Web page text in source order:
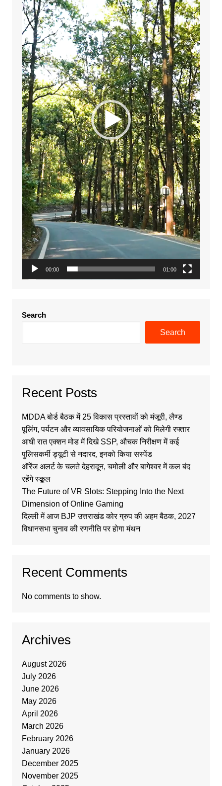
00:00 01:00
Search
Search
Recent Posts
MDDA बोर्ड बैठक में 25 विकास प्रस्तावों को मंजूरी, लैण्ड
पूलिंग, पर्यटन और व्यावसायिक परियोजनाओं को मिलेगी रफ्तार
आधी रात एक्शन मोड में दिखे SSP, औचक निरीक्षण में कई
पुलिसकर्मी ड्यूटी से नदारद, इनको किया सस्पेंड
ऑरेंज अलर्ट के चलते देहरादून, चमोली और बागेश्वर में कल बंद
रहेंगे स्कूल
The Future of VR Slots: Stepping Into the Next
Dimension of Online Gaming
दिल्ली में आज BJP उत्तराखंड कोर ग्रुप की अहम बैठक, 2027
विधानसभा चुनाव की रणनीति पर होगा मंथन
Recent Comments
No comments to show.
Archives
August 2026
July 2026
June 2026
May 2026
April 2026
March 2026
February 2026
January 2026
December 2025
November 2025